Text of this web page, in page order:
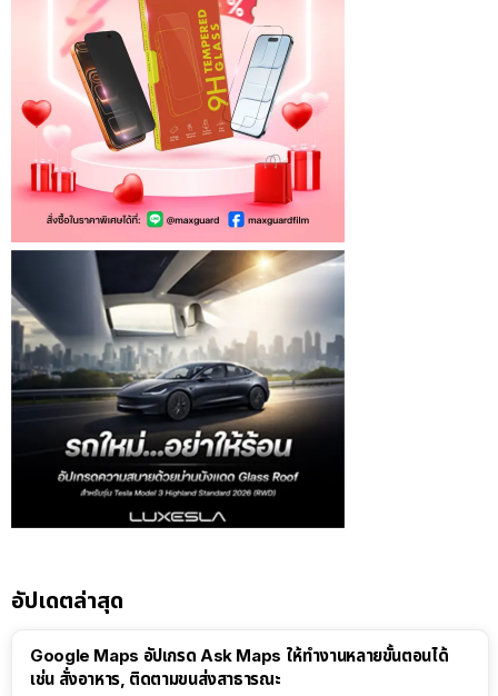
อัปเดตล่าสุด
Google Maps อัปเกรด Ask Maps ให้ทำงานหลายขั้นตอนได้
เช่น สั่งอาหาร, ติดตามขนส่งสาธารณะ